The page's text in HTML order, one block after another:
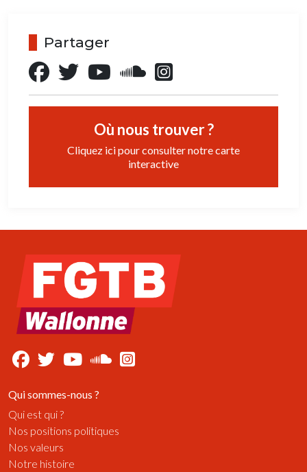
Partager
Où nous trouver ?
Cliquez ici pour consulter notre carte
interactive
Qui sommes-nous ?
Qui est qui ?
Nos positions politiques
Nos valeurs
Notre histoire